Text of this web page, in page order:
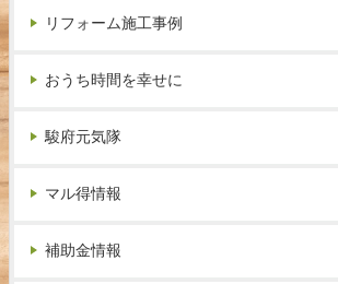
リフォーム施工事例
おうち時間を幸せに
駿府元気隊
マル得情報
補助金情報